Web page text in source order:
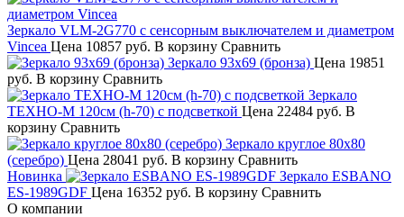
Зеркало VLM-2G770 с сенсорным выключателем и диаметром
Vincea Цена 10857 руб. В корзину Сравнить
Зеркало 93х69 (бронза) Цена 19851
руб. В корзину Сравнить
Зеркало
ТЕХНО-М 120см (h-70) с подсветкой Цена 22484 руб. В
корзину Сравнить
Зеркало круглое 80х80
(серебро) Цена 28041 руб. В корзину Сравнить
Новинка
Зеркало ESBANO
ES-1989GDF Цена 16352 руб. В корзину Сравнить
О компании